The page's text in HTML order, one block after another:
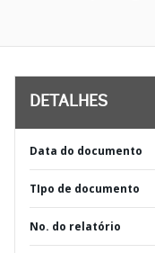
DETALHES
Data do documento
TIpo de documento
No. do relatório